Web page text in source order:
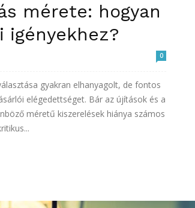
mérete: hogyan
igényekhez?
0
gyakran elhanyagolt, de fontos
elégedettséget. Bár az újítások és a
méretű kiszerelések hiánya számos